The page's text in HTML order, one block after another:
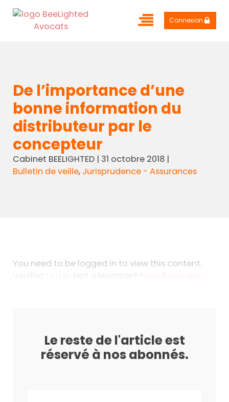
Connexion
De l’importance d’une
bonne information du
distributeur par le
concepteur
Cabinet BEELIGHTED| 31 octobre 2018|
Bulletin de veille, Jurisprudence - Assurances
You need to be logged in to view this content.
Veuillez
. Not a Member?
Le reste de l'article est
réservé à nos abonnés.